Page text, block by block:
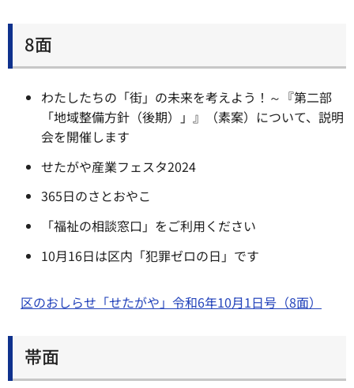
8面
わたしたちの「街」の未来を考えよう！～『第二部
「地域整備方針（後期）」』（素案）について、説明
会を開催します
せたがや産業フェスタ2024
365日のさとおやこ
「福祉の相談窓口」をご利用ください
10月16日は区内「犯罪ゼロの日」です
区のおしらせ「せたがや」令和6年10月1日号（8面）
帯面